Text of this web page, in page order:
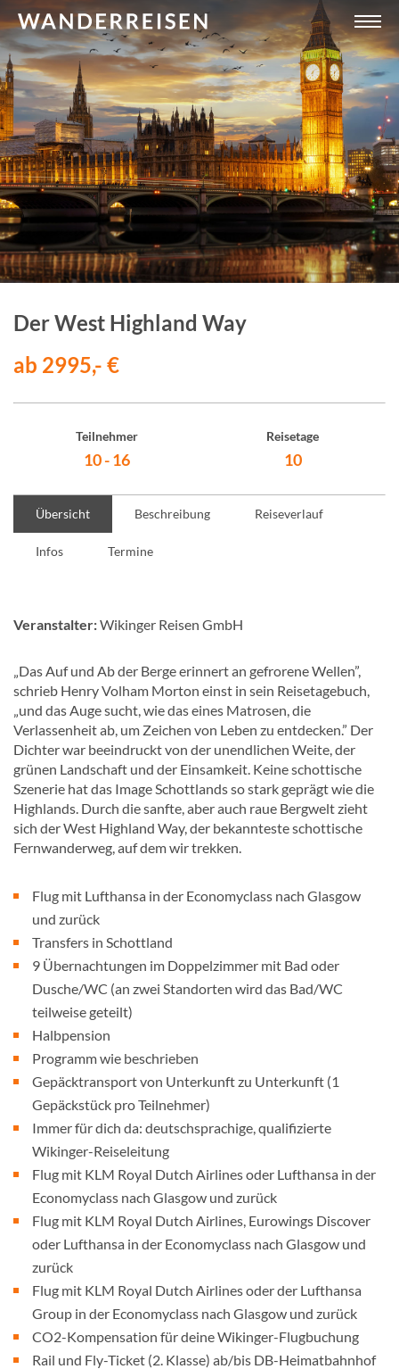
Der West Highland Way
ab 2995,- €
Teilnehmer
10 - 16
Reisetage
10
Übersicht Beschreibung Reiseverlauf
Infos Termine
Veranstalter:Wikinger Reisen GmbH
„Das Auf und Ab der Berge erinnert an gefrorene Wellen”,
schrieb Henry Volham Morton einst in sein Reisetagebuch,
„und das Auge sucht, wie das eines Matrosen, die
Verlassenheit ab, um Zeichen von Leben zu entdecken.” Der
Dichter war beeindruckt von der unendlichen Weite, der
grünen Landschaft und der Einsamkeit. Keine schottische
Szenerie hat das Image Schottlands so stark geprägt wie die
Highlands. Durch die sanfte, aber auch raue Bergwelt zieht
sich der West Highland Way, der bekannteste schottische
Fernwanderweg, auf dem wir trekken.
Flug mit Lufthansa in der Economyclass nach Glasgow
und zurück
Transfers in Schottland
9 Übernachtungen im Doppelzimmer mit Bad oder
Dusche/WC (an zwei Standorten wird das Bad/WC
teilweise geteilt)
Halbpension
Programm wie beschrieben
Gepäcktransport von Unterkunft zu Unterkunft (1
Gepäckstück pro Teilnehmer)
Immer für dich da: deutschsprachige, qualifizierte
Wikinger-Reiseleitung
Flug mit KLM Royal Dutch Airlines oder Lufthansa in der
Economyclass nach Glasgow und zurück
Flug mit KLM Royal Dutch Airlines, Eurowings Discover
oder Lufthansa in der Economyclass nach Glasgow und
zurück
Flug mit KLM Royal Dutch Airlines oder der Lufthansa
Group in der Economyclass nach Glasgow und zurück
CO2-Kompensation für deine Wikinger-Flugbuchung
Rail und Fly-Ticket (2. Klasse) ab/bis DB-Heimatbahnhof